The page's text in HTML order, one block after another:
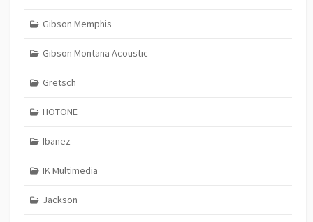
Gibson Memphis
Gibson Montana Acoustic
Gretsch
HOTONE
Ibanez
IK Multimedia
Jackson